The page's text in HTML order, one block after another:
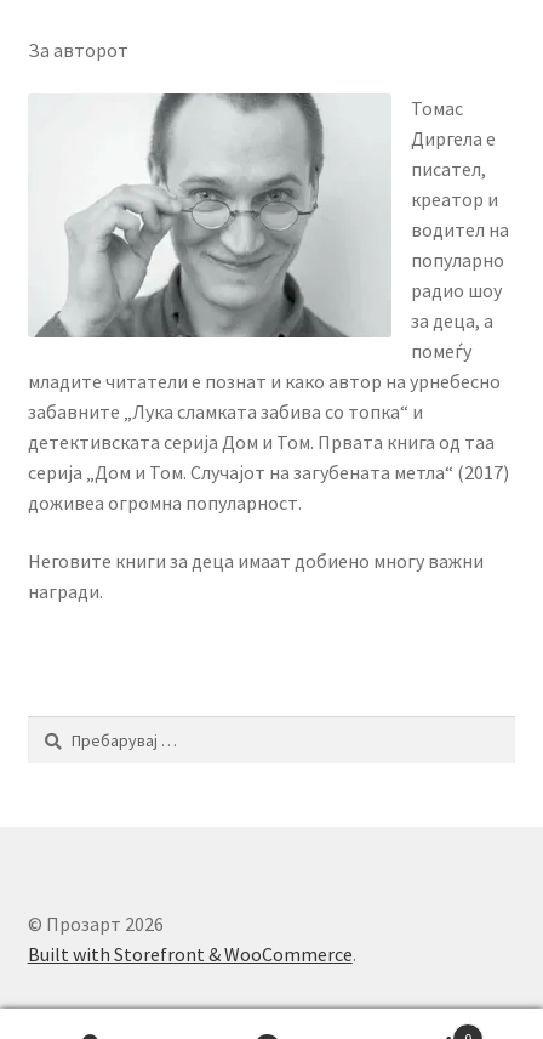
За авторот
Томас
Диргела е
писател,
креатор и
водител на
популарно
радио шоу
за деца, а
помеѓу
младите читатели е познат и како автор на урнебесно
забавните „Лука сламката забива со топка“ и
детективската серија Дом и Том. Првата книга од таа
серија „Дом и Том. Случајот на загубената метла“ (2017)
доживеа огромна популарност.
Неговите книги за деца имаат добиено многу важни
награди.
Пребарувај
© Прозарт 2026
Built with Storefront & WooCommerce.